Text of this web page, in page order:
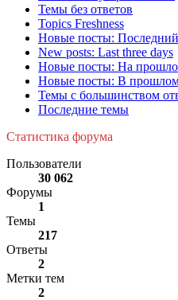
Темы без ответов
Topics Freshness
Новые посты:
New posts: Last three days
Новые посты: На
Новые посты: В
Темы с большинством
Последние темы
Статистика форума
Пользователи
30 062
Форумы
1
Темы
217
Ответы
2
Метки тем
2